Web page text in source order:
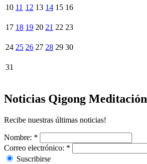
10 11 12 13 14 15 16
17 18 19 20 21 22 23
24 25 26 27 28 29 30
31
Noticias Qigong Meditación
Recibe nuestras últimas noticias!
Nombre: *
Correo electrónico: *
Suscribirse